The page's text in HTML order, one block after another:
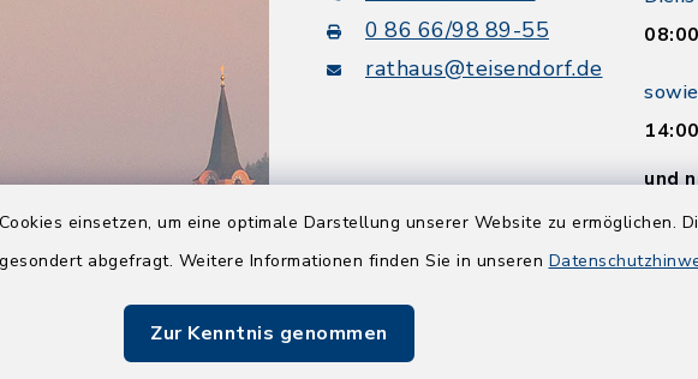
einsetzen, um eine optimale Darstellung unserer Website zu ermöglichen.
abgefragt. Weitere Informationen finden Sie in unseren
Zur Kenntnis genommen
0 86 66/98 89-55
rathaus@teisendorf.de
und
Quicklinks
BayernPortal